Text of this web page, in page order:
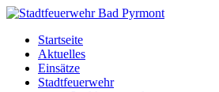
Startseite
Aktuelles
Einsätze
Stadtfeuerwehr